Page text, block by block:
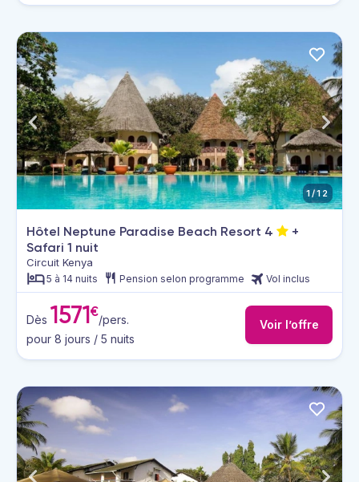
1/12
Hôtel Neptune Paradise Beach Resort 4
+
Safari 1 nuit
Circuit Kenya
5 à 14 nuits Pension selon programme Vol inclus
Dès 1571€/pers.
pour 8 jours / 5 nuits
Voir l’offre